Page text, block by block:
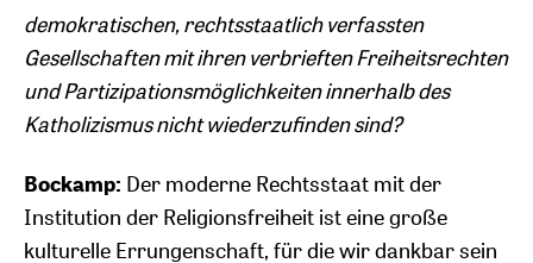
demokratischen, rechtsstaatlich verfassten
Gesellschaften mit ihren verbrieften Freiheitsrechten
und Partizipationsmöglichkeiten innerhalb des
Katholizismus nicht wiederzufinden sind?
Bockamp: Der moderne Rechtsstaat mit der
Institution der Religionsfreiheit ist eine große
kulturelle Errungenschaft, für die wir dankbar sein